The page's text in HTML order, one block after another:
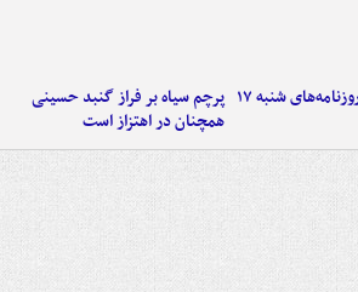
صفحه نخست روزنامه‌های شنبه ۱۷ پرچم سیاه بر فراز گنبد حسینی
همچنان در اهتزاز است